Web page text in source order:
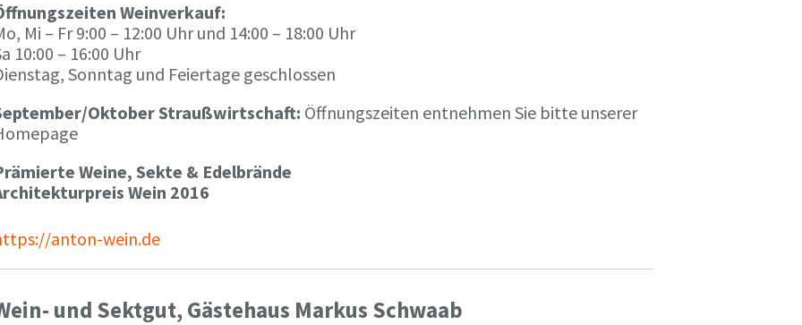
Weinverkauf:
Mi – Fr 9:00 – 12:00 Uhr und 14:00 – 18:00 Uhr
10:00 – 16:00 Uhr
Sonntag und Feiertage geschlossen
Oktober Straußwirtschaft: Öffnungszeiten entnehmen Sie bitte unserer
Weine, Sekte & Edelbrände
Wein 2016
anton-wein.de
und Sektgut, Gästehaus Markus Schwaab